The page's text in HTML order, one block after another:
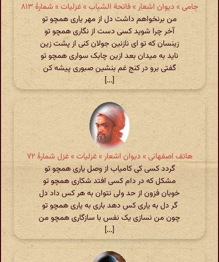
جامی » دیوان اشعار » فاتحة الشباب » غزلیات » شمارهٔ ۸۱۳
من برنخواهم داشت دل از مهر یاری همچو تو
آخر چرا شوید کسی دست از نگاری همچو تو
زینسان که تو ای نازنین جولان کنی از پشت زین
ناید به میدان بعد ازین چابک سواری همچو تو
گفتی برو در کنج غم بنشین صبوری پیشه کن
[...]
هاتف اصفهانی » دیوان اشعار » غزلیات » غزل شمارهٔ ۷۲
گردد کسی کی کامیاب از وصل یاری همچو تو
مشکل که در دام کسی افتد شکاری همچو تو
خوبان فزون از حد ولی نتوان به هر کس داد دل
گر دل به یاری کس دهد باری به یاری همچو تو
چون من نسازی یک نفس با سازگاری همچو من
[...]